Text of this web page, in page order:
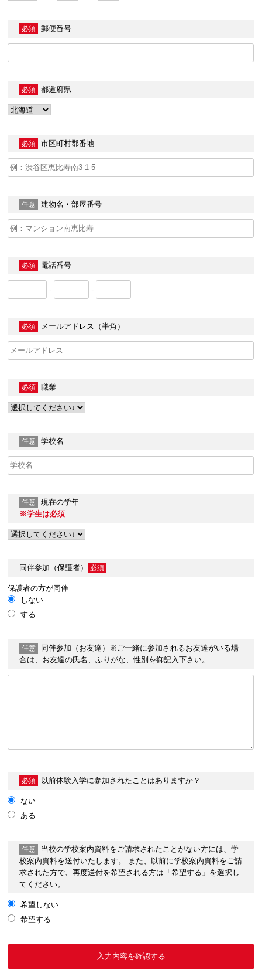
必須 郵便番号
必須 都道府県
必須 市区町村郡番地
任意 建物名・部屋番号
必須 電話番号
- -
必須 メールアドレス（半角）
必須 職業
任意 学校名
任意
現在の学年
※学生は必須
同伴参加（保護者） 必須
保護者の方が同伴
しない
する
任意 同伴参加（お友達）
※ご一緒に参加されるお友達がいる場
合は、お友達の氏名、ふりがな、性別を御記入下さい。
必須 以前体験入学に参加されたことはありますか？
ない
ある
任意
当校の学校案内資料をご請求されたことがない方には、学
校案内資料を送付いたします。 また、以前に学校案内資料をご請
求された方で、再度送付を希望される方は「希望する」を選択し
てください。
希望しない
希望する